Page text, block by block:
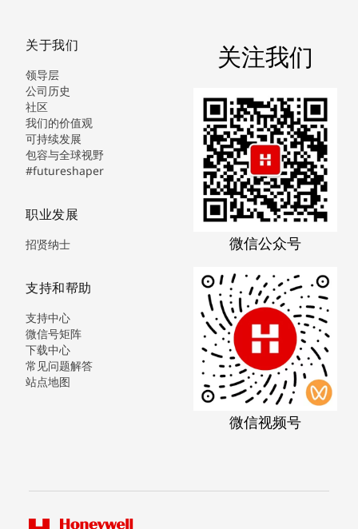
关于我们
领导层
公司历史
社区
我们的价值观
可持续发展
包容与全球视野
#futureshaper
职业发展
招贤纳士
支持和帮助
支持中心
微信号矩阵
下载中心
常见问题解答
站点地图
关注我们
微信公众号
微信视频号